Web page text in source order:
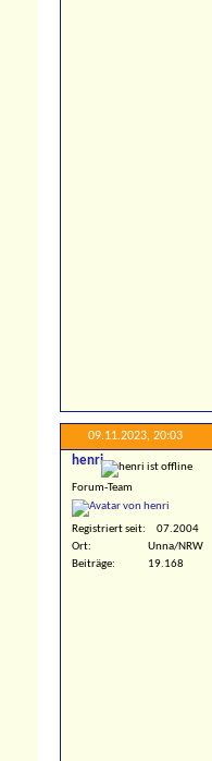
09.11.2023, 20:03
henri
Forum-Team
Registriert seit
07.2004
Ort
Unna/NRW
Beiträge
19.168